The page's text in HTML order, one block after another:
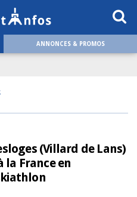
ANNONCES & PROMOS
(Villard de Lans)
la France en